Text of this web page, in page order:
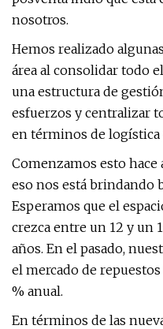
nosotros.
Hemos realizado
área al consolidar todo
una estructura de
esfuerzos y centralizar
en términos de logística
Comenzamos esto
eso nos está brindando
Esperamos que el
crezca entre un 12 y un
años. En el pasado,
el mercado de
% anual.
En términos de las